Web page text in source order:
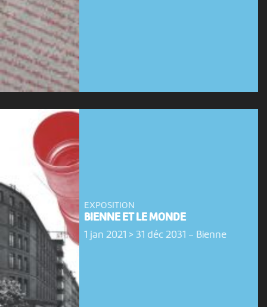
EXPOSITION
BIENNE ET LE MONDE
1 jan 2021 > 31 déc 2031 - Bienne